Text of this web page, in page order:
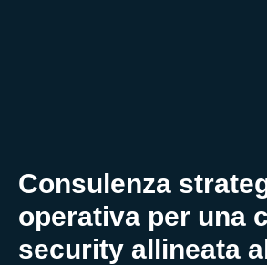
Consulenza
operativa per una
security allineata